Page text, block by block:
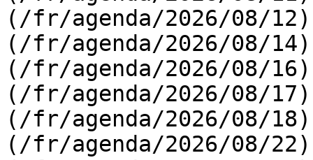
(/fr/agenda/2026/08/
(/fr/agenda/2026/08/
(/fr/agenda/2026/08/
(/fr/agenda/2026/08/
(/fr/agenda/2026/08/
(/fr/agenda/2026/08/